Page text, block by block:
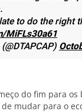
to do the right
MiFLs30a61
do fim para os
mudar para o